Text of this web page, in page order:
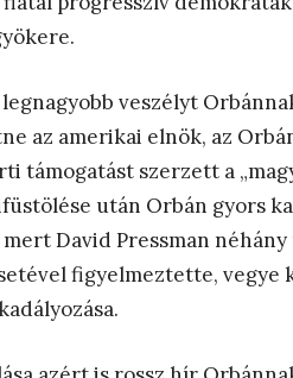
veszélyt
az amerikai elnök, az
támogatást szerzett a
után Orbán gyors
David Pressman
figyelmeztette, vegye